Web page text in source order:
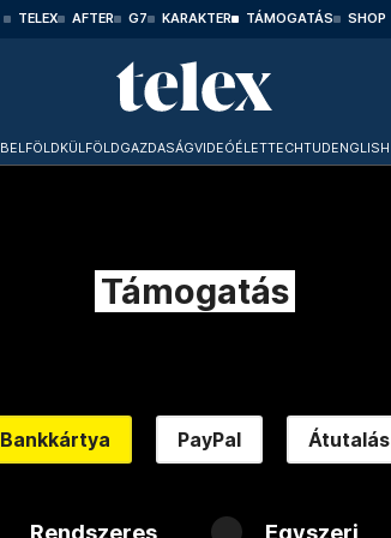
TELEX AFTER G7 KARAKTER TÁMOGATÁS SHOP
BELFÖLDKÜLFÖLDGAZDASÁGVIDEÓÉLETTECHTUDENGLISH
Támogatás
Bankkártya PayPal Átutalás
Rendszeres Egyszeri